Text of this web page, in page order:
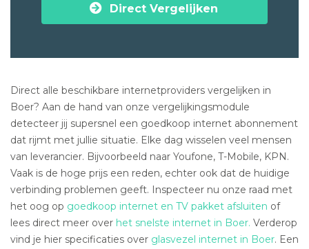
Direct Vergelijken
Direct alle beschikbare internetproviders vergelijken in
Boer? Aan de hand van onze vergelijkingsmodule
detecteer jij supersnel een goedkoop internet abonnement
dat rijmt met jullie situatie. Elke dag wisselen veel mensen
van leverancier. Bijvoorbeeld naar Youfone, T-Mobile, KPN.
Vaak is de hoge prijs een reden, echter ook dat de huidige
verbinding problemen geeft. Inspecteer nu onze raad met
het oog op goedkoop internet en TV pakket afsluiten of
lees direct meer over het snelste internet in Boer. Verderop
vind je hier specificaties over glasvezel internet in Boer. Een